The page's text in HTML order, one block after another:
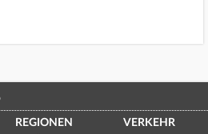
REGIONEN VERKEHR